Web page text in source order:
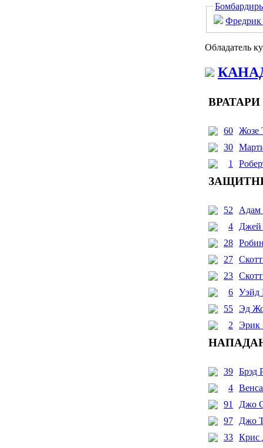
Обладатель
ВРАТАРИ
60 Жозе
30
1
52
Адам
4
Джей
28
27
23
6 Уэйд
55 Эд
2
Эрик
39 Брэд
4
91
Джо
97
Джо
33 Крис